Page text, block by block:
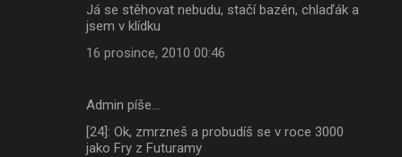
Já se stěhovat nebudu, stačí bazén, chlaďák a
jsem v klídku
16 prosince, 2010 00:46
Admin píše…
[24]: Ok, zmrzneš a probudíš se v roce 3000
jako Fry z Futuramy